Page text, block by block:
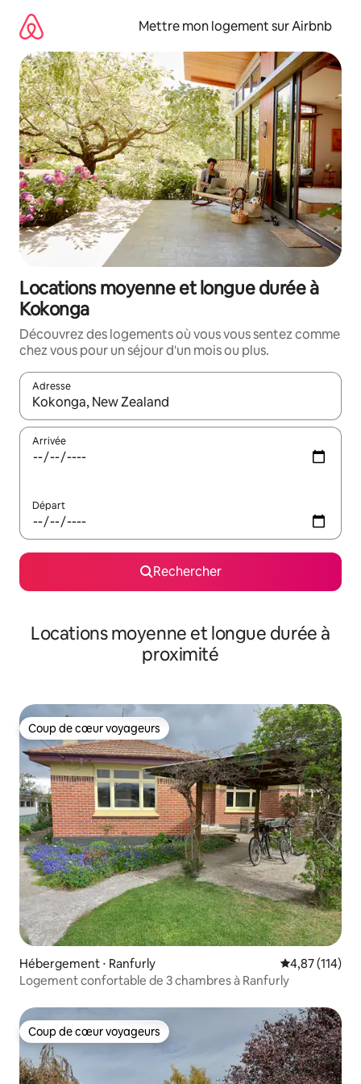
directement
contenu
Mettre mon logement sur Airbnb
Locations moyenne et longue durée à
Kokonga
Découvrez des logements où vous vous sentez comme
chez vous pour un séjour d'un mois ou plus.
Adresse
Lorsque les résultats s'affichent, utilisez les flèches vers le
Arrivée
Départ
Rechercher
Locations moyenne et longue durée à
proximité
Coup de cœur voyageurs
Coup de cœur voyageurs
Hébergement ⋅ Ranfurly Évaluation
4,87 (114)
Logement confortable de 3 chambres à Ranfurly
Coup de cœur voyageurs
Coup de cœur voyageurs